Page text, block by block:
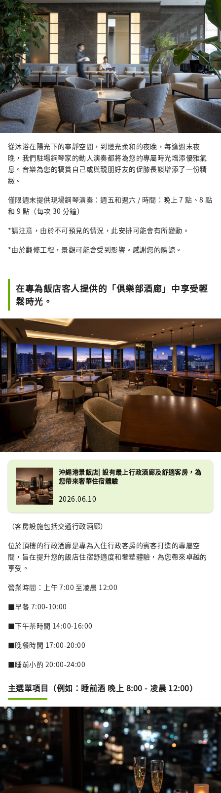
從沐浴在陽光下的寧靜空間，到燈光柔和的夜晚，每逢週末夜
晚，我們駐場鋼琴家的動人演奏都將為您的專屬時光增添優雅氣
息。音樂為您的犒賞自己或與親朋好友的促膝長談增添了一份精
緻。
僅限週末提供現場鋼琴演奏：週五和週六 / 時間：晚上 7 點、8 點
和 9 點（每次 30 分鐘）
*請注意，由於不可預見的情況，此安排可能會有所變動。
*由於翻修工程，景觀可能會受到影響。感謝您的體諒。
在專為飯店客人提供的「俱樂部酒廊」中享受輕
鬆時光。
沖繩港景飯店| 設有最上行政酒廊及舒適客房，為
您帶來奢華住宿體驗
2026.06.10
（客房設施包括交通行政酒廊）
位於頂樓的行政酒廊是專為入住行政客房的賓客打造的專屬空
間，旨在提升您的飯店住宿舒適度和奢華體驗，為您帶來卓越的
享受。
營業時間：上午 7:00 至凌晨 12:00
■早餐 7:00-10:00
■下午茶時間 14:00-16:00
■晚餐時間 17:00-20:00
■睡前小酌 20:00-24:00
主選單項目（例如：睡前酒 晚上 8:00 - 凌晨 12:00）